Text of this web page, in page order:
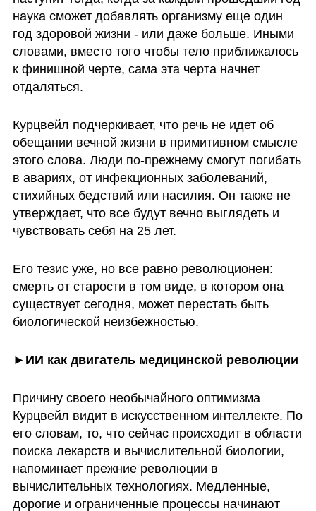
наука сможет добавлять организму еще один
год здоровой жизни - или даже больше. Иными
словами, вместо того чтобы тело приближалось
к финишной черте, сама эта черта начнет
отдаляться.
Курцвейл подчеркивает, что речь не идет об
обещании вечной жизни в примитивном смысле
этого слова. Люди по-прежнему смогут погибать
в авариях, от инфекционных заболеваний,
стихийных бедствий или насилия. Он также не
утверждает, что все будут вечно выглядеть и
чувствовать себя на 25 лет.
Его тезис уже, но все равно революционен:
смерть от старости в том виде, в котором она
существует сегодня, может перестать быть
биологической неизбежностью.
►ИИ как двигатель медицинской революции
Причину своего необычайного оптимизма
Курцвейл видит в искусственном интеллекте. По
его словам, то, что сейчас происходит в области
поиска лекарств и вычислительной биологии,
напоминает прежние революции в
вычислительных технологиях. Медленные,
дорогие и ограниченные процессы начинают